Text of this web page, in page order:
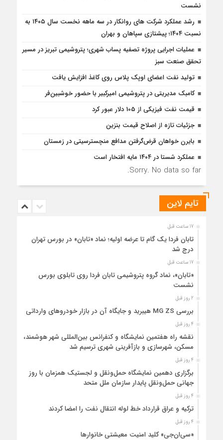
نشست
رشد عملکرد شرکت های روانکار در سه ماهه نخست سال ۱۴۰۵ به
نسبت ۱۴۰۴؛ پیشتازی سپاهان و بهران
عملیات اجرایی پروژه تصفیه پساب شهری؛ پتروشیمی تبریز در مسیر
تحقق صنعت سبز
تولید نفت اعضای اوپک پلاس روی کاغذ افزایش یافت
کامبک مدیریتی در پتروشیمی امیرکبیر با حضور خوشبین‌فر
قیمت نفت فیزیکی از 105 دلار عبور کرد
جزئیات تازه از اصلاح قیمت بنزین
بایرن خواهان قرض‌گرفتن مدافع منچسترسیتی در زمستان
عملکرد شستا در ۱۴۰۴ مایه افتخار است
Sorry. No data so far.
تایم لاین
17 ساعت قبل
تابان فردا یک گام تا عرضه اولیه؛ نماد «تابان» در بورس تهران
درج شد
17 ساعت قبل
«تابان»، نماد گروه پتروشیمی تابان فردا روی تابلوی بورس
نشست
2 روز قبل
بررسی MG ZS هیبرید و جایگاه آن در بازار خودروهای وارداتی
4 روز قبل
نقشه راه هفتمین نمایشگاه و کنفرانس بین‌المللی شهر هوشمند،
مسکن، شهرسازی و بازآفرینی شهری ترسیم شد
4 روز قبل
برگزاری دهمین نمایشگاه حمل‌ونقل و لجستیک همزمان با روز
جهانی حمل‌ونقل پایدار سازمان ملل متحد
4 روز قبل
ترکیه و عراق قرارداد خط لوله انتقال نفت را امضا کردند
4 روز قبل
«سی‌ان‌جی» کلید امنیت معیشتی خانوارها